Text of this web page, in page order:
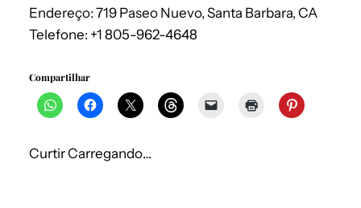
Endereço: 719 Paseo Nuevo, Santa Barbara, CA
Telefone: +1 805-962-4648
Compartilhar
CurtirCarregando…